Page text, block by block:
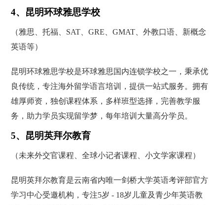
4、昆明环球雅思学校
（雅思、托福、SAT、GRE、GMAT、外教口语、新概念
英语等）
昆明环球雅思学校是环球雅思国内连锁学校之一，秉承优
良传统，专注海外留学语言培训，提供一站式服务。拥有
雄厚师资，独创课程体系，多样班型选择，完善教学服
务，助力学员实现留学梦，每年培训大量高分学员。
5、昆明英拜尔教育
（未来外交官课程、全球小记者课程、小文学家课程）
昆明英拜尔教育是云南省内唯一剑桥大学英语考评部官方
学习中心受邀机构，专注5岁 - 18岁儿童及青少年英语教